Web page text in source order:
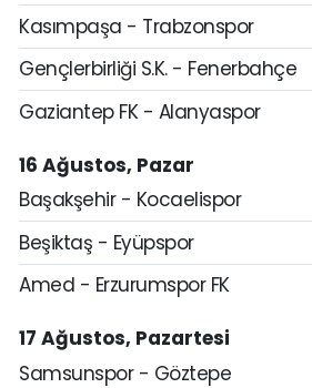
Kasımpaşa - Trabzonspor
Gençlerbirliği S.K. - Fenerbahçe
Gaziantep FK - Alanyaspor
16 Ağustos, Pazar
Başakşehir - Kocaelispor
Beşiktaş - Eyüpspor
Amed - Erzurumspor FK
17 Ağustos, Pazartesi
Samsunspor - Göztepe